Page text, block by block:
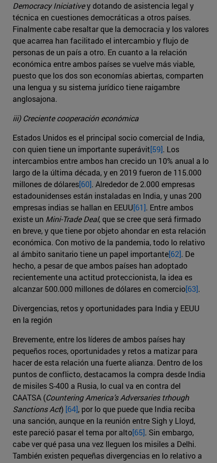
Democracy Iniciativey dotando de asistencia legal y
técnica en cuestiones democráticas a otros países.
Finalmente cabe resaltar que la democracia y los valores
que acarrea han facilitado el intercambio y flujo de
personas de un país a otro. En cuanto a la relación
económica entre ambos países se vuelve más viable,
puesto que los dos son economías abiertas, comparten
una lengua y su sistema jurídico tiene raigambre
anglosajona.
iii) Creciente cooperación económica
Estados Unidos es el principal socio comercial de India,
con quien tiene un importante superávit[59]. Los
intercambios entre ambos han crecido un 10% anual a lo
largo de la última década, y en 2019 fueron de 115.000
millones de dólares[60]. Alrededor de 2.000 empresas
estadounidenses están instaladas en India, y unas 200
empresas indias se hallan en EEUU[61]. Entre ambos
existe un Mini-Trade Deal, que se cree que será firmado
en breve, y que tiene por objeto ahondar en esta relación
económica. Con motivo de la pandemia, todo lo relativo
al ámbito sanitario tiene un papel importante[62]. De
hecho, a pesar de que ambos países han adoptado
recientemente una actitud proteccionista, la idea es
alcanzar 500.000 millones de dólares en comercio[63].
Divergencias, retos y oportunidades para India y EEUU
en la región
Brevemente, entre los líderes de ambos países hay
pequeños roces, oportunidades y retos a matizar para
hacer de esta relación una fuerte alianza. Dentro de los
puntos de conflicto, destacamos la compra desde India
de misiles S-400 a Rusia, lo cual va en contra del
CAATSA (Countering America’s Adversaries trhough
Sanctions Act) [64], por lo que puede que India reciba
una sanción, aunque en la reunión entre Sigh y Lloyd,
este pareció pasar el tema por alto[65]. Sin embargo,
cabe ver qué pasa una vez lleguen los misiles a Delhi.
También existen pequeñas divergencias en lo relativo a